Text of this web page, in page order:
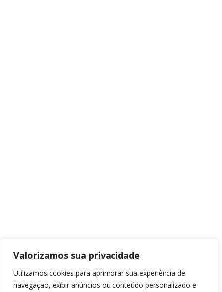
Valorizamos sua privacidade
Utilizamos cookies para aprimorar sua experiência de
navegação, exibir anúncios ou conteúdo personalizado e